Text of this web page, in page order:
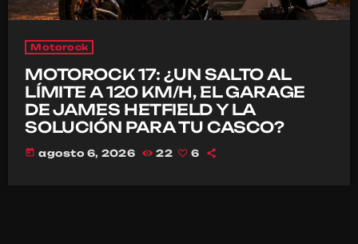
Motorock
MOTOROCK 17: ¿UN SALTO AL
LÍMITE A 120 KM/H, EL GARAGE
DE JAMES HETFIELD Y LA
SOLUCIÓN PARA TU CASCO?
today agosto 6, 2026 22 6